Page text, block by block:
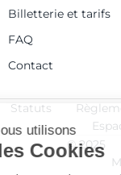
Billetterie et tarifs
FAQ
Contact
Statuts
© 2025